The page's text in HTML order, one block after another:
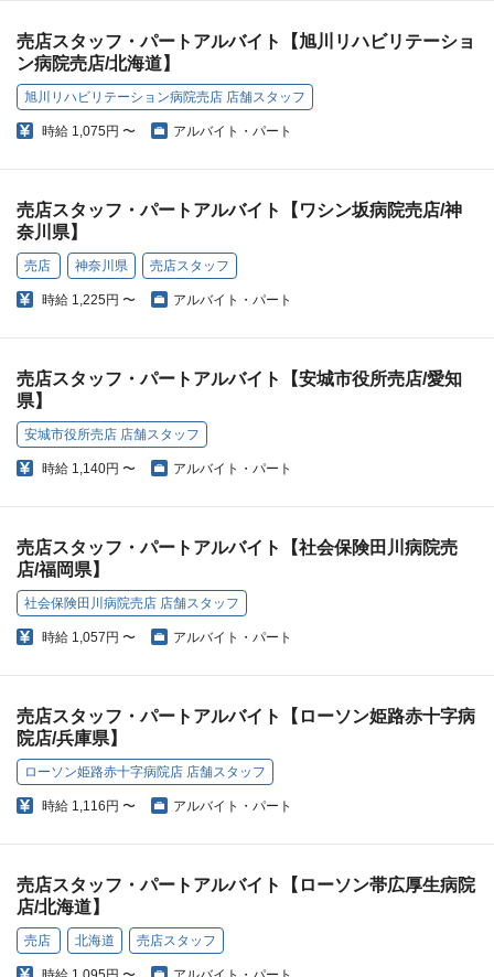
売店スタッフ・パートアルバイト【旭川リハビリテーショ
ン病院売店/北海道】
旭川リハビリテーション病院売店 店舗スタッフ
時給 1,075円 〜 アルバイト・パート
売店スタッフ・パートアルバイト【ワシン坂病院売店/神
奈川県】
売店 神奈川県 売店スタッフ
時給 1,225円 〜 アルバイト・パート
売店スタッフ・パートアルバイト【安城市役所売店/愛知
県】
安城市役所売店 店舗スタッフ
時給 1,140円 〜 アルバイト・パート
売店スタッフ・パートアルバイト【社会保険田川病院売
店/福岡県】
社会保険田川病院売店 店舗スタッフ
時給 1,057円 〜 アルバイト・パート
売店スタッフ・パートアルバイト【ローソン姫路赤十字病
院店/兵庫県】
ローソン姫路赤十字病院店 店舗スタッフ
時給 1,116円 〜 アルバイト・パート
売店スタッフ・パートアルバイト【ローソン帯広厚生病院
店/北海道】
売店 北海道 売店スタッフ